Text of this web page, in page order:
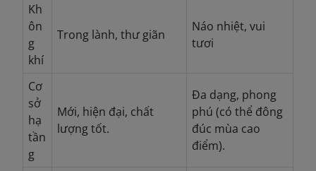
Kh
ôn
g
khí
Trong lành, thư giãn
Náo nhiệt, vui
tươi
Cơ
sở
hạ
tần
g
Mới, hiện đại, chất
lượng tốt.
Đa dạng, phong
phú (có thể đông
đúc mùa cao
điểm).